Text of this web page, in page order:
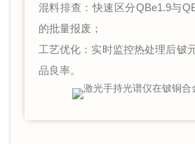
混料排查：快速区分QBe1.9与
的批量报废；
工艺优化：实时监控热处理后铍
品良率。